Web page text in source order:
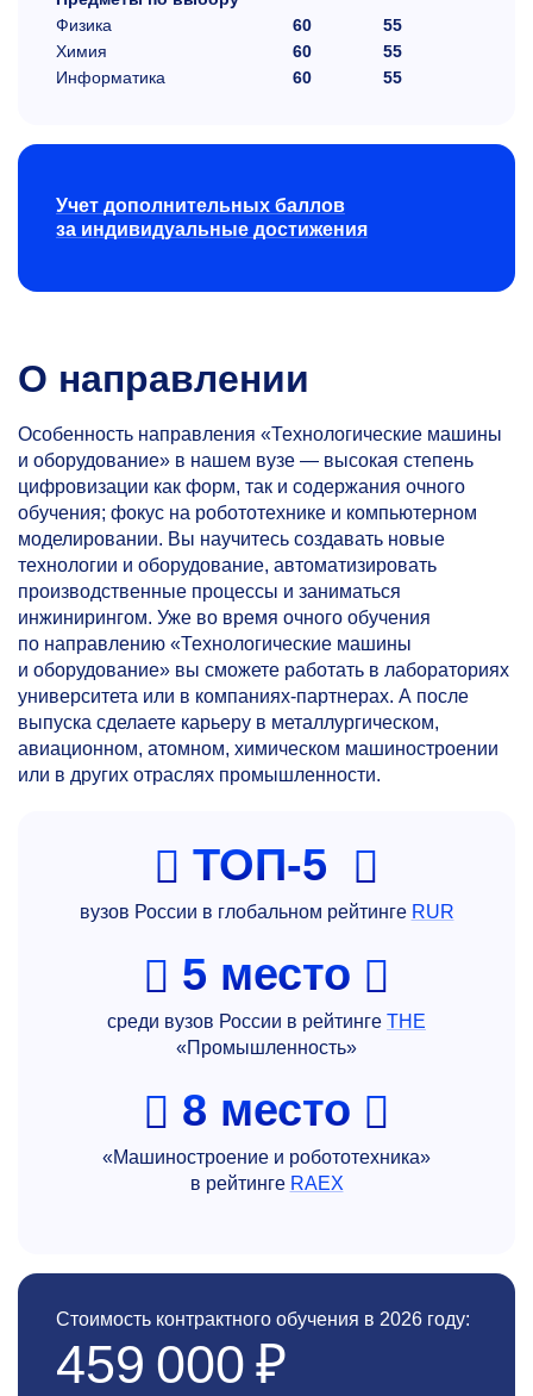
Физика
60
55
Химия
60
55
Информатика
60 55
Учет дополнительных баллов
за индивидуальные достижения
О направлении
Особенность направления «Технологические машины
и оборудование» в нашем вузе — высокая степень
цифровизации как форм, так и содержания очного
обучения; фокус на робототехнике и компьютерном
моделировании. Вы научитесь создавать новые
технологии и оборудование, автоматизировать
производственные процессы и заниматься
инжинирингом. Уже во время очного обучения
по направлению «Технологические машины
и оборудование» вы сможете работать в лабораториях
университета или в компаниях-партнерах. А после
выпуска сделаете карьеру в металлургическом,
авиационном, атомном, химическом машиностроении
или в других отраслях промышленности.
ТОП-5
вузов России в глобальном рейтинге RUR
5 место
среди вузов России в рейтинге THE
«Промышленность»
8 место
«Машиностроение и робототехника»
в рейтинге RAEX
Стоимость контрактного обучения в 2026 году:
459 000 ₽